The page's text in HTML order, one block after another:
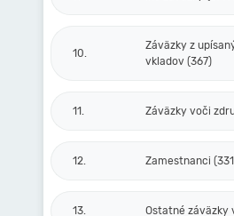
10.
Záväzky z
vkladov (367)
11. Záväzky voči
12. Zamestnanci
13. Ostatné záväzky